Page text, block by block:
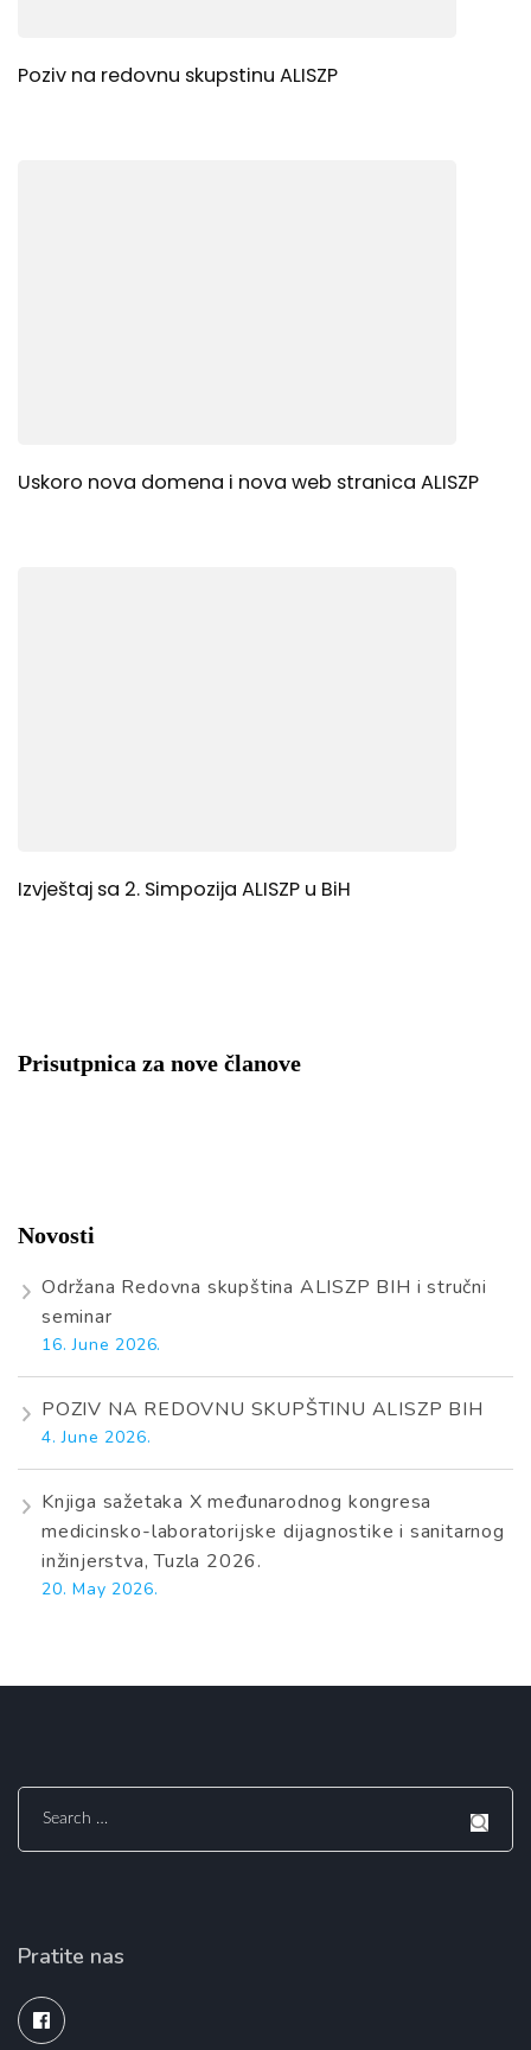
Poziv na redovnu skupstinu ALISZP
Uskoro nova domena i nova web stranica ALISZP
Izvještaj sa 2. Simpozija ALISZP u BiH
Prisutpnica za nove članove
Novosti
Održana Redovna skupština ALISZP BIH i stručni
seminar
16. June 2026.
POZIV NA REDOVNU SKUPŠTINU ALISZP BIH
4. June 2026.
Knjiga sažetaka X međunarodnog kongresa
medicinsko-laboratorijske dijagnostike i sanitarnog
inžinjerstva, Tuzla 2026.
20. May 2026.
Search
for:
Pratite nas